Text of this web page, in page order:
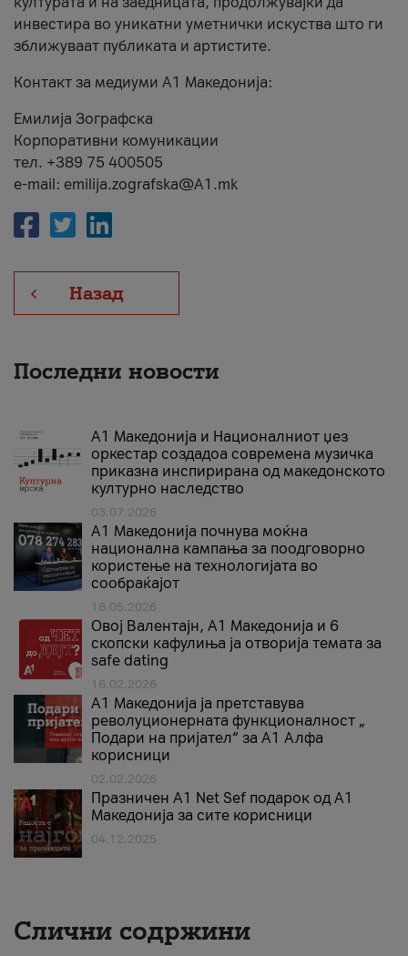
инвестира во уникатни уметнички искуства што ги
зближуваат публиката и артистите.
Контакт за медиуми А1 Македонија:
Емилија Зографска
Корпоративни комуникации
тел. +389 75 400505
e-mail: emilija.zografska@A1.mk
Назад
Последни новости
А1 Македонија и Националниот џез
оркестар создадоа современа музичка
приказна инспирирана од македонското
културно наследство
03.07.2026
A1 Македонија почнува моќна
национална кампања за поодговорно
користење на технологијата во
сообраќајот
18.05.2026
Овој Валентајн, A1 Македонија и 6
скопски кафулиња ја отворија темата за
safe dating
16.02.2026
А1 Македонија ја претставува
револуционерната функционалност „
Подари на пријател“ за А1 Алфа
корисници
02.02.2026
Празничен A1 Net Sеf подарок од А1
Македонија за сите корисници
04.12.2025
Слични содржини